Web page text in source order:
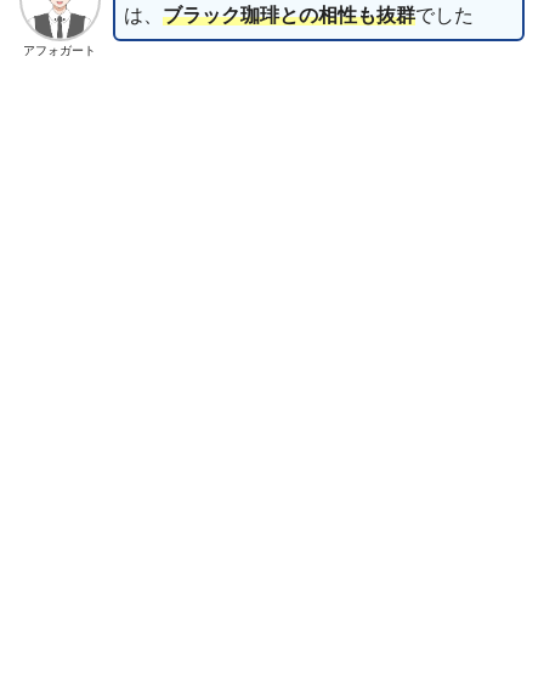
アフォガート
は、 ブラック珈琲との相性も抜群でした